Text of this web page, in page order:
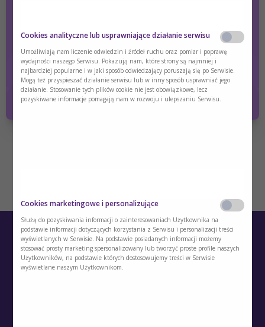
• Jakie są przyczyny i konsekwencje niedożywienia u pacjenta
• Zaburzenia odżywiania w onkologii – niedożywienie,
sarkopenia, kacheksja, otyłość sarkopeniczna – jak postępować?
• Diety alternatywne w onkologii – (dieta dr Dąbrowskiej, dieta
Czy jesteś osobą posiadającą kwalifikacje z
zakresu medycyny, farmacji, pielęgniarstwa,
dietetyki?
Tak Nie
Cookies analityczne lub usprawniające działanie serwisu
Umożliwiają nam liczenie odwiedzin i źródeł ruchu oraz pomiar i poprawę
wydajności naszego Serwisu. Pokazują nam, które strony są najmniej i
najbardziej popularne i w jaki sposób odwiedzający poruszają się po Serwisie.
Mogą też przyspieszać działanie serwisu lub w inny sposób usprawniać jego
działanie. Stosowanie tych plików cookie nie jest obowiązkowe, lecz
pozyskiwane informacje pomagają nam w rozwoju i ulepszaniu Serwisu.
Cookies marketingowe i personalizujące
Służą do pozyskiwania informacji o zainteresowaniach Użytkownika na
podstawie informacji dotyczących korzystania z Serwisu i personalizacji treści
wyświetlanych w Serwisie. Na podstawie posiadanych informacji możemy
stosować prosty marketing spersonalizowany lub tworzyć proste profile naszych
Użytkowników, na podstawie których dostosowujemy treści w Serwisie
wyświetlane naszym Użytkownikom.